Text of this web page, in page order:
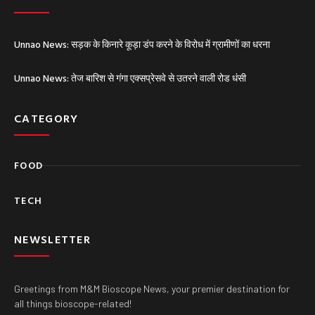
Unnao News: सड़क के किनारे कूड़ा डंप करने के विरोध में ग्रामीणों का धरना
Unnao News: तेज बारिश से गंगा एक्सप्रेसवे से उतरने वाली रोड धंसी
CATEGORY
FOOD
TECH
NEWSLETTER
Greetings from M&M Bioscope News, your premier destination for
all things bioscope-related!